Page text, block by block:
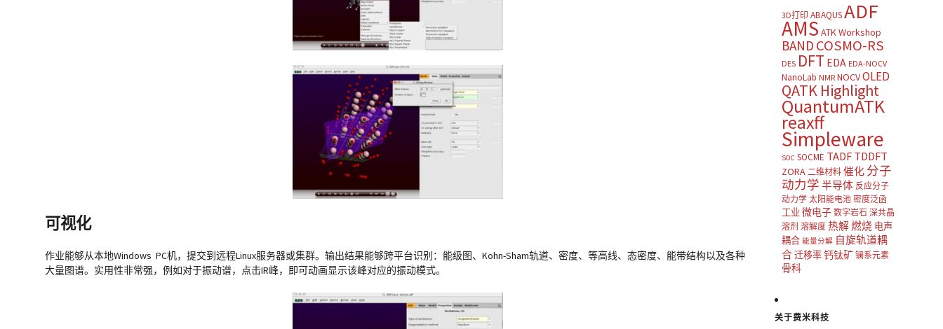
可视化
作业能够从本地Windows PC机，提交到远程Linux服务器或集群。输出结果能够跨平台识别：能级图、Kohn-Sham轨道、密度、等高线、态密度、能带结构以及各种
大量图谱。实用性非常强，例如对于振动谱，点击IR峰，即可动画显示该峰对应的振动模式。
3D打印 ABAQUSADF
AMS ATK Workshop
BAND COSMO-RS
DES DFT EDA EDA-NOCV
NanoLab NMR NOCVOLED
QATK Highlight
QuantumATK
reaxff
Simpleware
SOC SOCME TADF TDDFT
ZORA 二维材料 催化 分子
动力学 半导体 反应分子
动力学 太阳能电池 密度泛函
工业 微电子 数字岩石 深共晶
溶剂 溶解度 热解燃烧 电声
耦合 能量分解 自旋轨道耦
合迁移率钙钛矿 镧系元素
骨科
关于费米科技